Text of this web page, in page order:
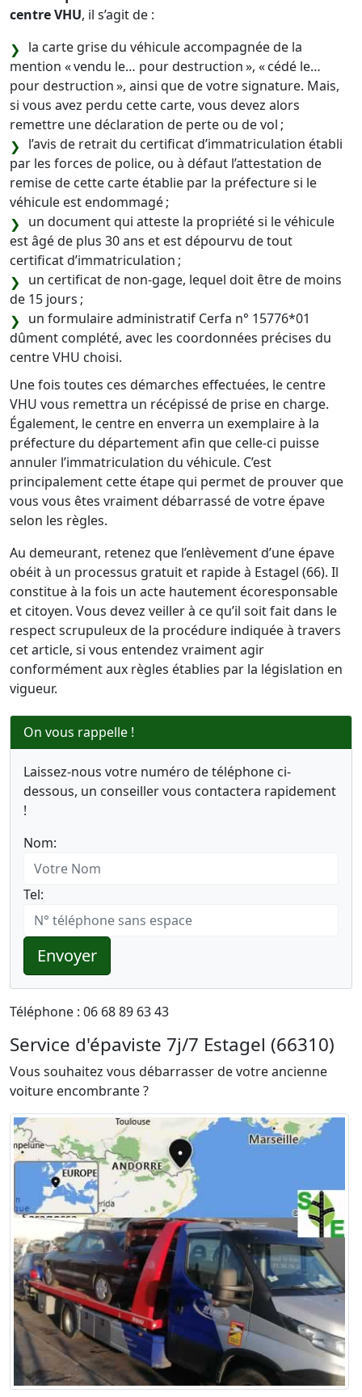
centre VHU, il s’agit de :
la carte grise du véhicule accompagnée de la
mention « vendu le… pour destruction », « cédé le…
pour destruction », ainsi que de votre signature. Mais,
si vous avez perdu cette carte, vous devez alors
remettre une déclaration de perte ou de vol ;
l’avis de retrait du certificat d’immatriculation établi
par les forces de police, ou à défaut l’attestation de
remise de cette carte établie par la préfecture si le
véhicule est endommagé ;
un document qui atteste la propriété si le véhicule
est âgé de plus 30 ans et est dépourvu de tout
certificat d’immatriculation ;
un certificat de non-gage, lequel doit être de moins
de 15 jours ;
un formulaire administratif Cerfa n° 15776*01
dûment complété, avec les coordonnées précises du
centre VHU choisi.
Une fois toutes ces démarches effectuées, le centre
VHU vous remettra un récépissé de prise en charge.
Également, le centre en enverra un exemplaire à la
préfecture du département afin que celle-ci puisse
annuler l’immatriculation du véhicule. C’est
principalement cette étape qui permet de prouver que
vous vous êtes vraiment débarrassé de votre épave
selon les règles.
Au demeurant, retenez que l’enlèvement d’une épave
obéit à un processus gratuit et rapide à Estagel (66). Il
constitue à la fois un acte hautement écoresponsable
et citoyen. Vous devez veiller à ce qu’il soit fait dans le
respect scrupuleux de la procédure indiquée à travers
cet article, si vous entendez vraiment agir
conformément aux règles établies par la législation en
vigueur.
On vous rappelle !
Laissez-nous votre numéro de téléphone ci-
dessous, un conseiller vous contactera rapidement
!
Nom:
Tel:
Envoyer
Téléphone : 06 68 89 63 43
Service d'épaviste 7j/7 Estagel (66310)
Vous souhaitez vous débarrasser de votre ancienne
voiture encombrante ?